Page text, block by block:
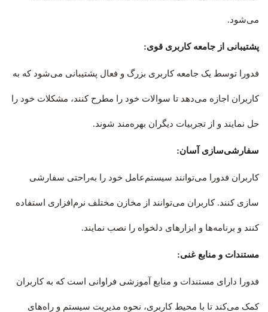
می‌شود.
پشتیبانی از جامعه کاربری قوی:
فدورا توسط یک جامعه کاربری بزرگ و فعال پشتیبانی می‌شود که به
کاربران اجازه می‌دهد تا سوالات خود را مطرح کنند، مشکلات خود را
حل نمایند و از تجربیات دیگران بهره‌مند شوند.
سفارشی‌سازی آسان:
کاربران فدورا می‌توانند سیستم‌عامل خود را به‌راحتی سفارشی
سازی کنند. کاربران می‌توانند از مخازن مختلف نرم‌افزاری استفاده
کنند و برنامه‌ها و ابزارهای دلخواه را نصب نمایند.
مستندات و منابع غنی:
فدورا دارای مستندات و منابع آموزشی فراوانی است که به کاربران
کمک می‌کند تا با محیط کاربری، نحوه مدیریت سیستم و راه‌های